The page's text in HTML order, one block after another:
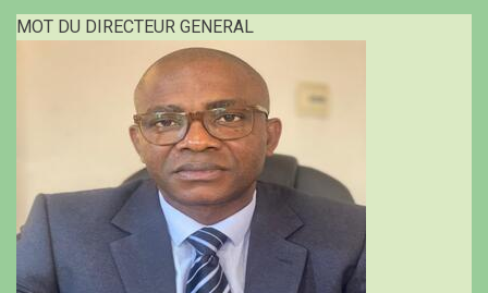
MOT DU DIRECTEUR GENERAL